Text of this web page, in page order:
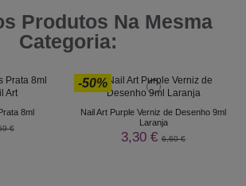
Produtos Na Mesma
Categoria:
8ml
€
-50%
Nail Art Purple Verniz de Desenho 9ml
Laranja
3,30 € 6,60 €